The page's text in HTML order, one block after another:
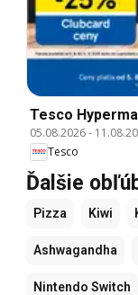
Tesco
05.08.2026-
Tesco
Ďalšie
Pizza Kiwi
Ashwagandha
Nintendo Switch